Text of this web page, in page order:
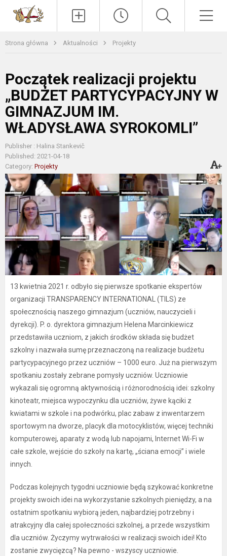
Strona główna Aktualności Projekty
Początek realizacji projektu
„BUDŻET PARTYCYPACYJNY W
GIMNAZJUM IM.
WŁADYSŁAWA SYROKOMLI”
Publisher : Halina Stankevič
Published: 2021-04-18
Category: Projekty
13 kwietnia 2021 r. odbyło się pierwsze spotkanie ekspertów
organizacji TRANSPARENCY INTERNATIONAL (TILS) ze
społecznością naszego gimnazjum (uczniów, nauczycieli i
dyrekcji). P. o. dyrektora gimnazjum Helena Marcinkiewicz
przedstawiła uczniom, z jakich środków składa się budżet
szkolny i nazwała sumę przeznaczoną na realizacje budżetu
partycypacyjnego przez uczniów – 1000 euro. Już na pierwszym
spotkaniu zostały zebrane pomysły uczniów. Uczniowie
wykazali się ogromną aktywnością i różnorodnością idei: szkolny
kinoteatr, miejsca wypoczynku dla uczniów, żywe kąciki z
kwiatami w szkole i na podwórku, plac zabaw z inwentarzem
sportowym na dworze, placyk dla motocyklistów, więcej techniki
komputerowej, aparaty z wodą lub napojami, Internet Wi-Fi w
całe szkole, wejście do szkoły na kartę, „ściana emocji” i wiele
innych.
Podczas kolejnych tygodni uczniowie będą szykować konkretne
projekty swoich idei na wykorzystanie szkolnych pieniędzy, a na
ostatnim spotkaniu wybiorą jeden, najbardziej potrzebny i
atrakcyjny dla całej społeczności szkolnej, a przede wszystkim
dla uczniów. Życzymy wytrwałości w realizacji swoich idei! Kto
zostanie zwycięzcą? Na pewno - wszyscy uczniowie.